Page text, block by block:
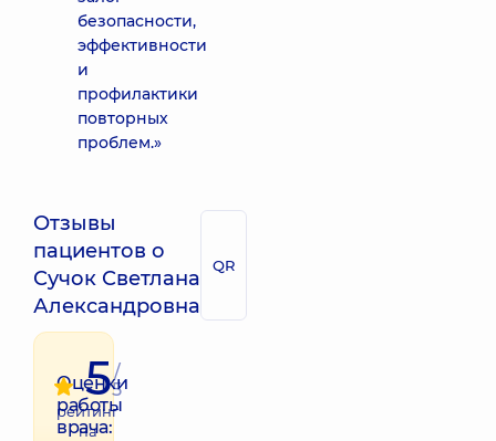
безопасности,
эффективности
и
профилактики
повторных
проблем.»
Отзывы
пациентов о
Сучок Светлана
Александровна
QR
Оценки
работы
врача:
5/
5
рейтинг
на